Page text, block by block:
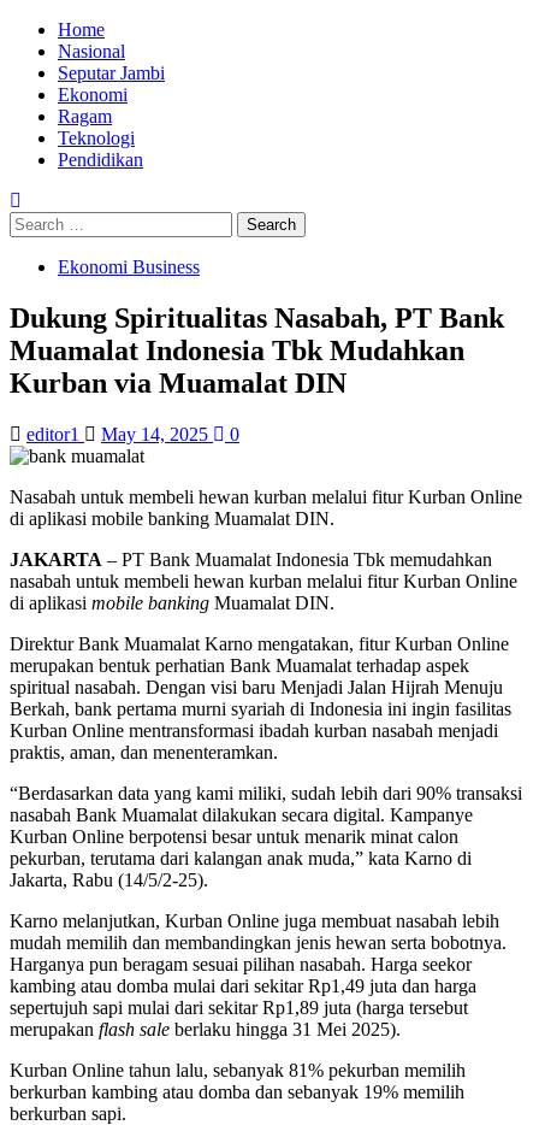
Skip
content
Primary
Menu
Home
Nasional
Seputar Jambi
Ekonomi
Ragam
Teknologi
Pendidikan
Search
for:
Ekonomi Business
Dukung Spiritualitas Nasabah, PT Bank
Muamalat Indonesia Tbk Mudahkan
Kurban via Muamalat DIN
editor1 May 14, 2025 0
Nasabah untuk membeli hewan kurban melalui fitur Kurban Online
di aplikasi mobile banking Muamalat DIN.
JAKARTA – PT Bank Muamalat Indonesia Tbk memudahkan
nasabah untuk membeli hewan kurban melalui fitur Kurban Online
di aplikasi mobile banking Muamalat DIN.
Direktur Bank Muamalat Karno mengatakan, fitur Kurban Online
merupakan bentuk perhatian Bank Muamalat terhadap aspek
spiritual nasabah. Dengan visi baru Menjadi Jalan Hijrah Menuju
Berkah, bank pertama murni syariah di Indonesia ini ingin fasilitas
Kurban Online mentransformasi ibadah kurban nasabah menjadi
praktis, aman, dan menenteramkan.
“Berdasarkan data yang kami miliki, sudah lebih dari 90% transaksi
nasabah Bank Muamalat dilakukan secara digital. Kampanye
Kurban Online berpotensi besar untuk menarik minat calon
pekurban, terutama dari kalangan anak muda,” kata Karno di
Jakarta, Rabu (14/5/2-25).
Karno melanjutkan, Kurban Online juga membuat nasabah lebih
mudah memilih dan membandingkan jenis hewan serta bobotnya.
Harganya pun beragam sesuai pilihan nasabah. Harga seekor
kambing atau domba mulai dari sekitar Rp1,49 juta dan harga
sepertujuh sapi mulai dari sekitar Rp1,89 juta (harga tersebut
merupakan flash sale berlaku hingga 31 Mei 2025).
Kurban Online tahun lalu, sebanyak 81% pekurban memilih
berkurban kambing atau domba dan sebanyak 19% memilih
berkurban sapi.